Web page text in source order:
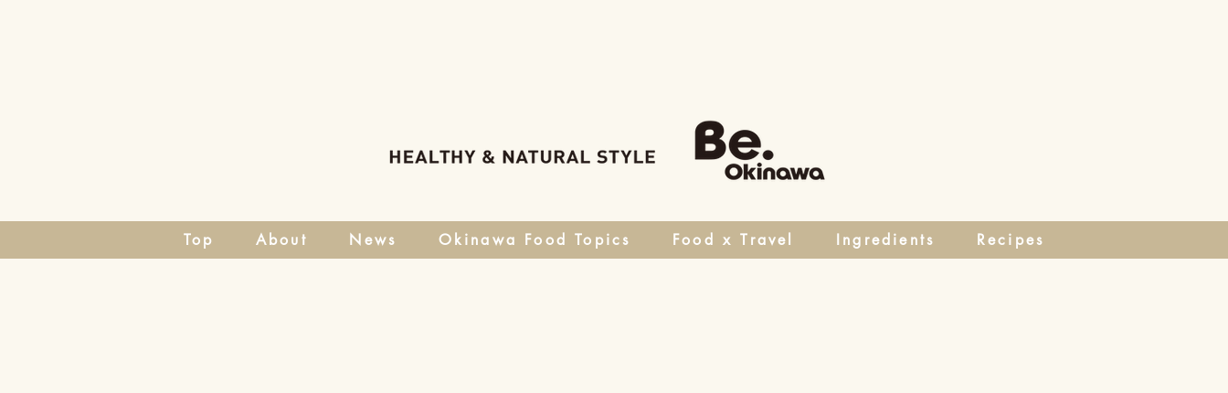
Top About News Okinawa Food Topics Food x Travel Ingredients Recipes